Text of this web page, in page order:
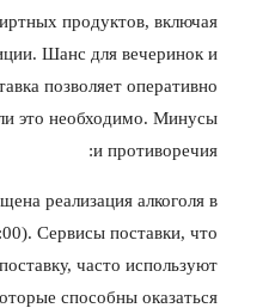
продуктов, включая
Шанс для вечеринок и
позволяет оперативно
это необходимо. Минусы
и противоречия:
реализация алкоголя в
Сервисы поставки, что
часто используют
способны оказаться